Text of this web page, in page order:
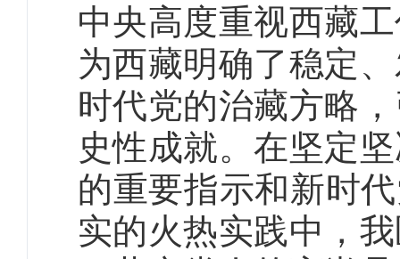
中央高度重视西藏
为西藏明确了稳定
时代党的治藏方略
史性成就。在坚定
的重要指示和新时
实的火热实践中，